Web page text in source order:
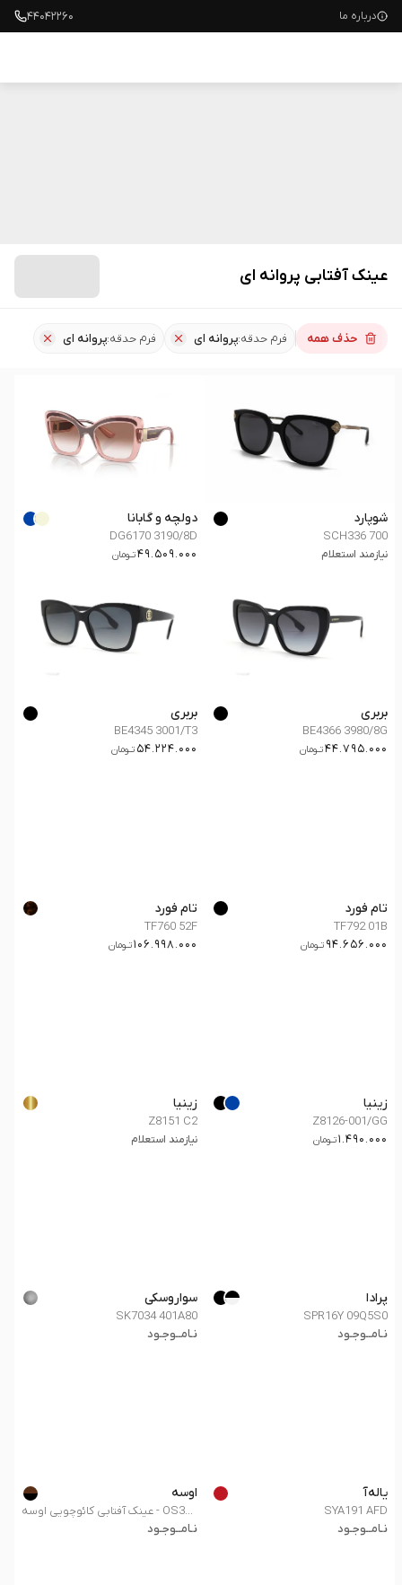
درباره ما ۴۴۰۴۲۲۶۰
عینک آفتابی پروانه ای
حذف همه فرم حدقه:پروانه ای فرم حدقه:پروانه ای
شوپارد
SCH336 700
نیازمند استعلام
دولچه و گابانا
DG6170 3190/8D
49.509.000تــومان
بربری
BE4366 3980/8G
44.795.000تــومان
بربری
BE4345 3001/T3
54.224.000 تــومان
تام فورد
TF792 01B
94.656.000 تــومان
تام فورد
TF760 52F
106.998.000تــومان
زینیا
Z8126-001/GG
1.490.000تــومان
زینیا
Z8151 C2
نیازمند استعلام
پرادا
SPR16Y 09Q5S0
نـامــوجـود
سواروسکی
SK7034 401A80
نـامــوجـود
یاله‌آ
SYA191 AFD
نـامــوجـود
اوسه
عینک آفتابی کائوچویی اوسه - OS3655 01
نـامــوجـود